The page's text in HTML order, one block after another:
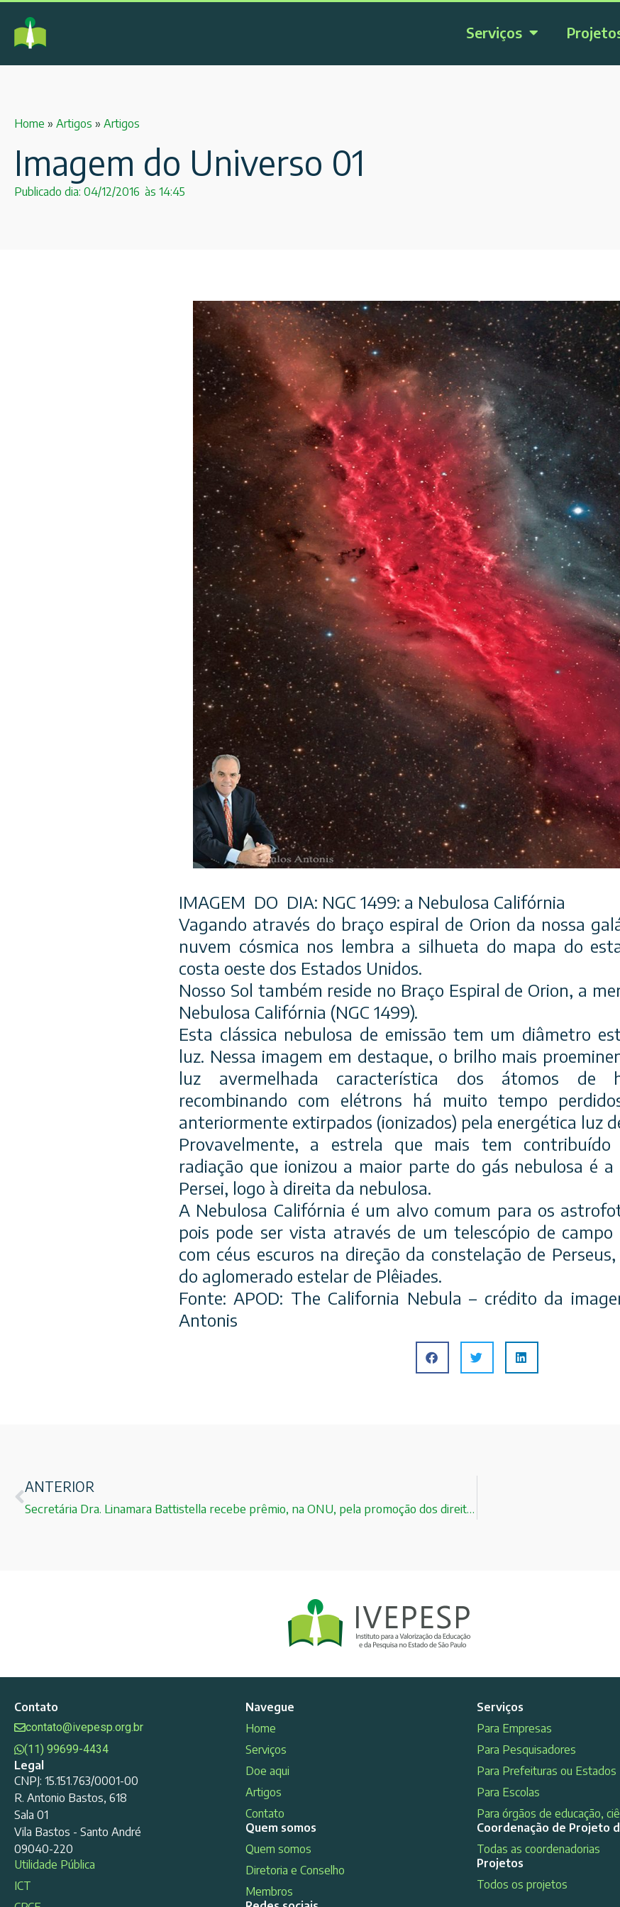
Serviços
Home » Artigos » Artigos
Imagem do Universo 01
Publicado dia: 04/12/2016 às 14:45
IMAGEM DO DIA: NGC 1499: a Nebulosa Califórnia
Vagando através do braço espiral de Orion da nossa
nuvem cósmica nos lembra a silhueta do mapa do
costa oeste dos Estados Unidos.
Nosso Sol também reside no Braço Espiral de Orion, a
Nebulosa Califórnia (NGC 1499).
Esta clássica nebulosa de emissão tem um diâmetro
luz. Nessa imagem em destaque, o brilho mais
luz avermelhada característica dos átomos de
recombinando com elétrons há muito tempo
anteriormente extirpados (ionizados) pela energética luz
Provavelmente, a estrela que mais tem contribuído
radiação que ionizou a maior parte do gás nebulosa é
Persei, logo à direita da nebulosa.
A Nebulosa Califórnia é um alvo comum para os
pois pode ser vista através de um telescópio de
com céus escuros na direção da constelação de
do aglomerado estelar de Plêiades.
Fonte: APOD: The California Nebula – crédito da
Antonis
ANTERIOR
Secretária Dra. Linamara Battistella recebe prêmio, na ONU, pela promoção dos direitos das pessoas com deficiência!
Contato
contato@ivepesp.org.br
(11) 99699-4434
Legal
CNPJ: 15.151.763/0001-00
R. Antonio Bastos, 618
Sala 01
Vila Bastos - Santo André
09040-220
Utilidade Pública
ICT
Navegue
Home
Serviços
Doe aqui
Artigos
Contato
Quem somos
Quem somos
Diretoria e Conselho
Membros
Serviços
Para Empresas
Para Pesquisadores
Para Prefeituras ou Estados
Para Escolas
Para órgãos de educação,
Coordenação de Projeto
Todas as coordenadorias
Projetos
Todos os projetos